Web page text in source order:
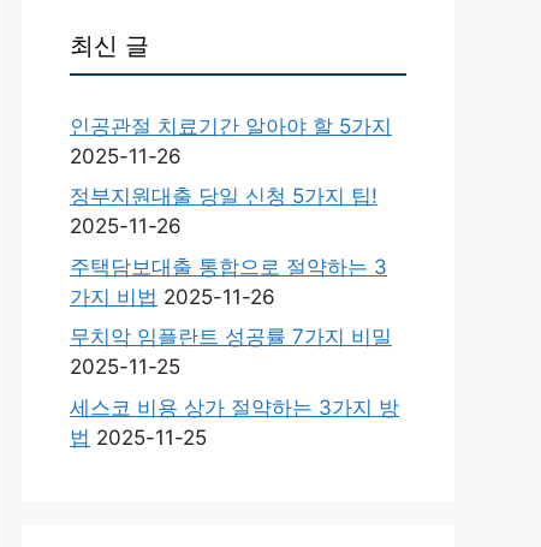
최신 글
인공관절 치료기간 알아야 할 5가지
2025-11-26
정부지원대출 당일 신청 5가지 팁!
2025-11-26
주택담보대출 통합으로 절약하는 3
가지 비법 2025-11-26
무치악 임플란트 성공률 7가지 비밀
2025-11-25
세스코 비용 상가 절약하는 3가지 방
법 2025-11-25